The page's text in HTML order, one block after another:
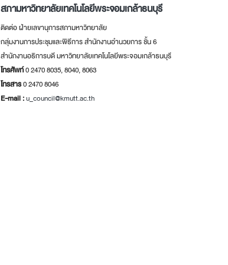
สภามหาวิทยาลัยเทคโนโลยีพระจอมเกล้าธนบุรี
ติดต่อ ฝ่ายเลขานุการสภามหาวิทยาลัย
กลุ่มงานการประชุมและพิธีการ สำนักงานอำนวยการ ชั้น 6
สำนักงานอธิการบดี มหาวิทยาลัยเทคโนโลยีพระจอมเกล้าธนบุรี
โทรศัพท์0 2470 8035, 8040, 8063
โทรสาร0 2470 8046
E-mail :u_council@kmutt.ac.th